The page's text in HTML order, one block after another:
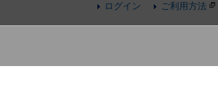
ログイン ご利用方法